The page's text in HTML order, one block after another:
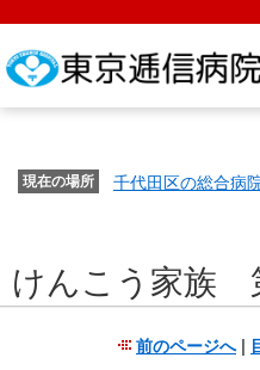
が
で
す。
ー
ジ
内
メ
ー
ヘ
こ
き
さ
こ
大
き
こ
メ
ニ
こ
ま
ッ
メ
ニ
こ
か
イ
検
索
こ
こ
ま
イ
検
索
こ
こ
か
通
ュ
ー
こ
こ
ま
共
通
ュ
ー
現在の場所 千代田区の総合病
こ
かけんこう家族
前のページへ|